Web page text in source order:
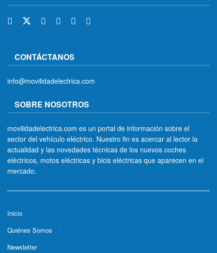
CONTÁCTANOS
info@movilidadelectrica.com
SOBRE NOSOTROS
movilidadelectrica.com es un portal de información sobre el
sector del vehículo eléctrico. Nuestro fin es acercar al lector la
actualidad y las novedades técnicas de los nuevos coches
eléctricos, motos eléctricas y bicis eléctricas que aparecen en el
mercado.
Inicio
Quiénes Somos
Newsletter